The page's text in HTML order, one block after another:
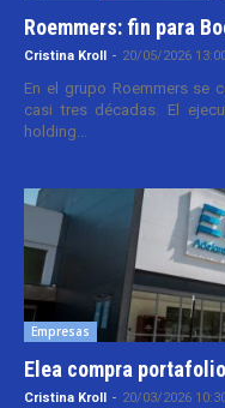
Roemmers: fin para
Cristina Kroll - 20/05/2026
En el grupo Roemmers se
casi tres décadas. El
holding...
Empresas
Elea compra
Cristina Kroll - 20/03/2026